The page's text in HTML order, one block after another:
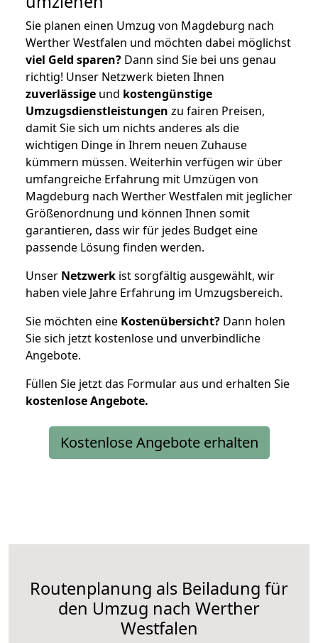
Sie planen einen Umzug von Magdeburg nach
Werther Westfalen und möchten dabei möglichst
viel Geld sparen? Dann sind Sie bei uns genau
richtig! Unser Netzwerk bieten Ihnen
zuverlässige und kostengünstige
Umzugsdienstleistungen zu fairen Preisen,
damit Sie sich um nichts anderes als die
wichtigen Dinge in Ihrem neuen Zuhause
kümmern müssen. Weiterhin verfügen wir über
umfangreiche Erfahrung mit Umzügen von
Magdeburg nach Werther Westfalen mit jeglicher
Größenordnung und können Ihnen somit
garantieren, dass wir für jedes Budget eine
passende Lösung finden werden.
Unser Netzwerk ist sorgfältig ausgewählt, wir
haben viele Jahre Erfahrung im Umzugsbereich.
Sie möchten eine Kostenübersicht? Dann holen
Sie sich jetzt kostenlose und unverbindliche
Angebote.
Füllen Sie jetzt das Formular aus und erhalten Sie
kostenloseAngebote.
Kostenlose Angebote erhalten
Routenplanung als Beiladung für
den Umzug nach Werther
Westfalen